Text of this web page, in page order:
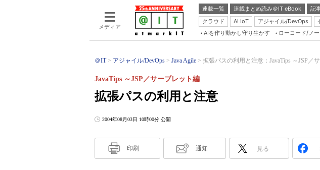
メディア
連載一覧 連載まとめ読み＠IT eBook 記
クラウド
AI IoT アジャイル/DevOps
AIを作り動かし守り生かす ローコード/ノ
＠IT アジャイル/DevOps Java Agile 拡張パスの利用と注意：JavaTips ～JSP／
拡張パスの利用と注意
JavaTips ～JSP／サーブレット編
2004年08月03日 10時00分 公開
印刷 通知 見る